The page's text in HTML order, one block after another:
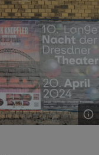
Google LLC
.kulturkalender-
dresden.de